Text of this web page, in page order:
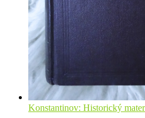
Konstantinov: Historický